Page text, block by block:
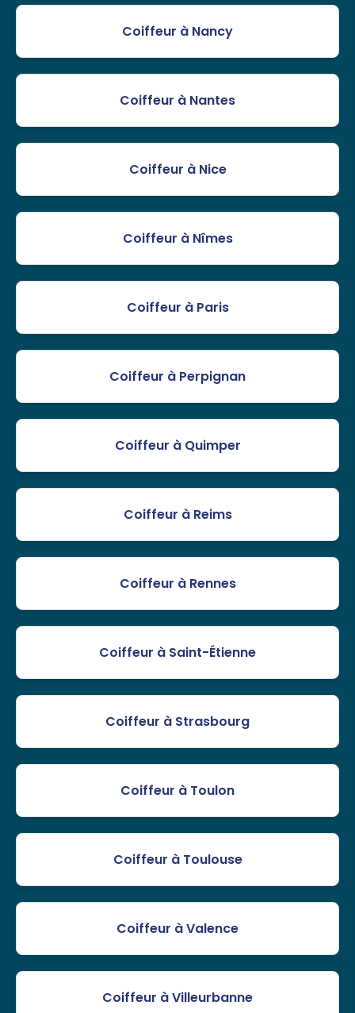
Coiffeur à Nancy
Coiffeur à Nantes
Coiffeur à Nice
Coiffeur à Nîmes
Coiffeur à Paris
Coiffeur à Perpignan
Coiffeur à Quimper
Coiffeur à Reims
Coiffeur à Rennes
Coiffeur à Saint-Étienne
Coiffeur à Strasbourg
Coiffeur à Toulon
Coiffeur à Toulouse
Coiffeur à Valence
Coiffeur à Villeurbanne